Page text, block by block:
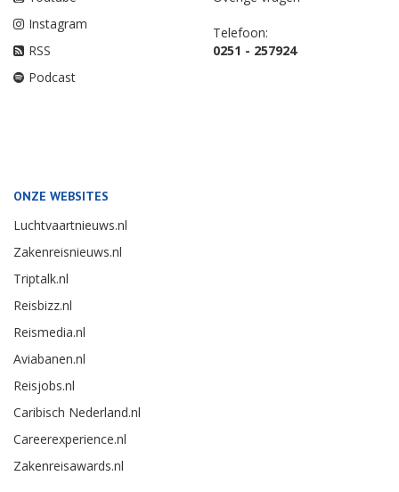
Instagram
RSS
Podcast
Telefoon:
0251 - 257924
ONZE WEBSITES
Luchtvaartnieuws.nl
Zakenreisnieuws.nl
Triptalk.nl
Reisbizz.nl
Reismedia.nl
Aviabanen.nl
Reisjobs.nl
Caribisch Nederland.nl
Careerexperience.nl
Zakenreisawards.nl